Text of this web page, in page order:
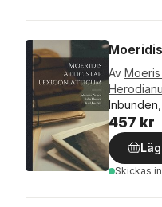
Av Moeris
457 kr
Skickas